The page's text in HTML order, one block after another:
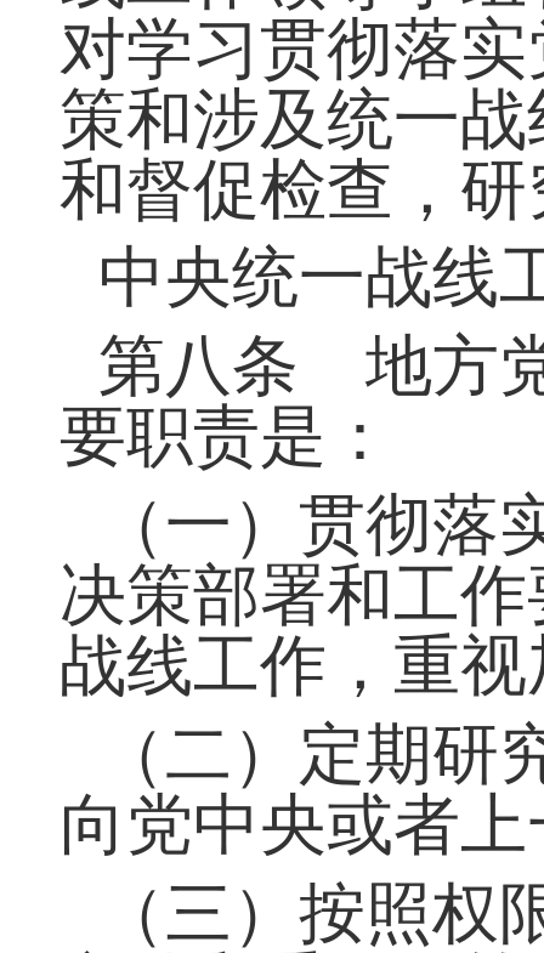
线工作领导小
对学习贯彻落
策和涉及统一
和督促检查，
中央统一战线
第八条 地方
要职责是：
（一）贯彻落
决策部署和工
战线工作，重
（二）定期研
向党中央或者